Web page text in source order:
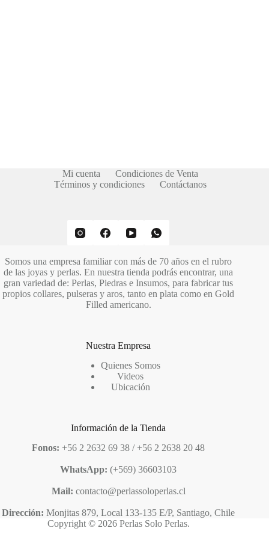
Mi cuenta
Condiciones de Venta
Términos y condiciones
Contáctanos
Somos una empresa familiar con más de 70 años en el rubro
de las joyas y perlas. En nuestra tienda podrás encontrar, una
gran variedad de: Perlas, Piedras e Insumos, para fabricar tus
propios collares, pulseras y aros, tanto en plata como en Gold
Filled americano.
Nuestra Empresa
Quienes Somos
Videos
Ubicación
Información de la Tienda
Fonos: +56 2 2632 69 38 / +56 2 2638 20 48
WhatsApp: (+569) 36603103
Mail: contacto@perlassoloperlas.cl
Dirección: Monjitas 879, Local 133-135 E/P, Santiago, Chile
Copyright © 2026 Perlas Solo Perlas.